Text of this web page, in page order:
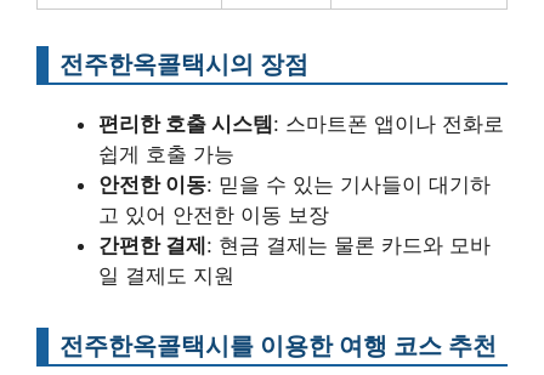
전주한옥콜택시의 장점
편리한 호출 시스템: 스마트폰 앱이나 전화로
쉽게 호출 가능
안전한 이동: 믿을 수 있는 기사들이 대기하
고 있어 안전한 이동 보장
간편한 결제: 현금 결제는 물론 카드와 모바
일 결제도 지원
전주한옥콜택시를 이용한 여행 코스 추천